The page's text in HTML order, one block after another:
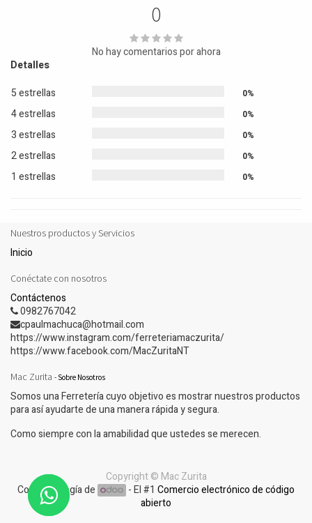
0
No hay comentarios por ahora
Detalles
5 estrellas
0%
4 estrellas 0%
3 estrellas 0%
2 estrellas 0%
1 estrellas 0%
Nuestros productos y Servicios
Inicio
Conéctate con nosotros
Contáctenos
0982767042
cpaulmachuca@hotmail.com
https://www.instagram.com/ferreteriamaczurita/
https://www.facebook.com/MacZuritaNT
Mac Zurita - Sobre Nosotros
Somos una Ferretería cuyo objetivo es mostrar nuestros productos
para así ayudarte de una manera rápida y segura.
Como siempre con la amabilidad que ustedes se merecen.
Copyright © Mac Zurita
Con tecnología de
- El #1 Comercio electrónico de código
abierto